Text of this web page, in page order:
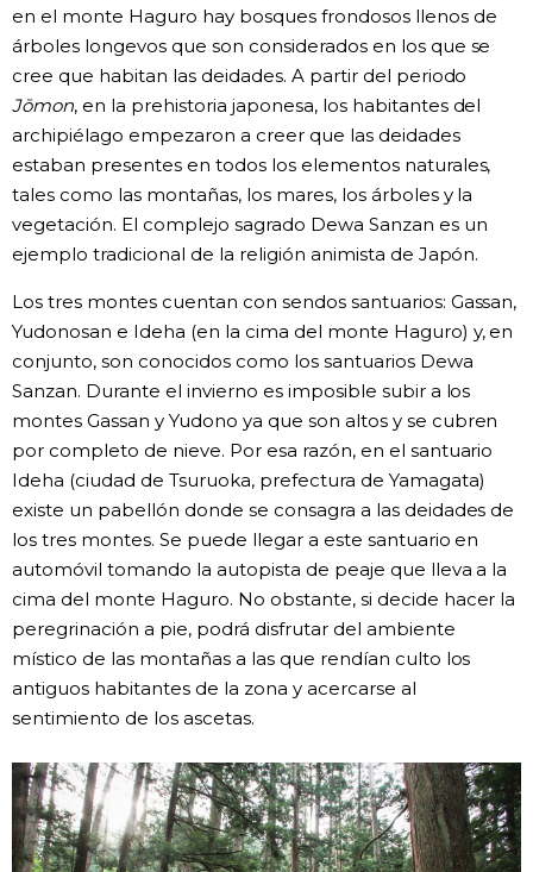
en el monte Haguro hay bosques frondosos llenos de
árboles longevos que son considerados en los que se
cree que habitan las deidades. A partir del periodo
Jōmon, en la prehistoria japonesa, los habitantes del
archipiélago empezaron a creer que las deidades
estaban presentes en todos los elementos naturales,
tales como las montañas, los mares, los árboles y la
vegetación. El complejo sagrado Dewa Sanzan es un
ejemplo tradicional de la religión animista de Japón.
Los tres montes cuentan con sendos santuarios: Gassan,
Yudonosan e Ideha (en la cima del monte Haguro) y, en
conjunto, son conocidos como los santuarios Dewa
Sanzan. Durante el invierno es imposible subir a los
montes Gassan y Yudono ya que son altos y se cubren
por completo de nieve. Por esa razón, en el santuario
Ideha (ciudad de Tsuruoka, prefectura de Yamagata)
existe un pabellón donde se consagra a las deidades de
los tres montes. Se puede llegar a este santuario en
automóvil tomando la autopista de peaje que lleva a la
cima del monte Haguro. No obstante, si decide hacer la
peregrinación a pie, podrá disfrutar del ambiente
místico de las montañas a las que rendían culto los
antiguos habitantes de la zona y acercarse al
sentimiento de los ascetas.